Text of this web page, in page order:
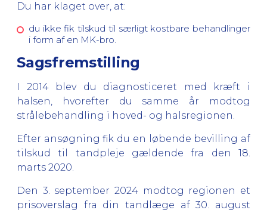
Du har klaget over, at:
du ikke fik tilskud til særligt kostbare behandlinger
i form af en MK-bro.
Sagsfremstilling
I 2014 blev du diagnosticeret med kræft i
halsen, hvorefter du samme år modtog
strålebehandling i hoved- og halsregionen.
Efter ansøgning fik du en løbende bevilling af
tilskud til tandpleje gældende fra den 18.
marts 2020.
Den 3. september 2024 modtog regionen et
prisoverslag fra din tandlæge af 30. august